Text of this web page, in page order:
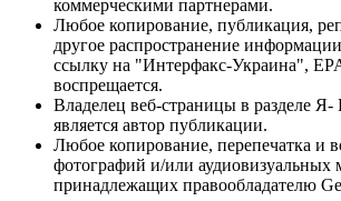
коммерческими партнерами.
Любое копирование, публикация,
другое распространение
ссылку на "Интерфакс-Украина",
воспрещается.
Владелец веб-страницы в разделе Я-
является автор публикации.
Любое копирование, перепечатка и
фотографий и/или аудиовизуальных
принадлежащих правообладателю